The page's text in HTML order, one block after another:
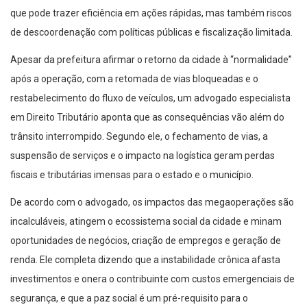
que pode trazer eficiência em ações rápidas, mas também riscos
de descoordenação com políticas públicas e fiscalização limitada.
Apesar da prefeitura afirmar o retorno da cidade à “normalidade”
após a operação, com a retomada de vias bloqueadas e o
restabelecimento do fluxo de veículos, um advogado especialista
em Direito Tributário aponta que as consequências vão além do
trânsito interrompido. Segundo ele, o fechamento de vias, a
suspensão de serviços e o impacto na logística geram perdas
fiscais e tributárias imensas para o estado e o município.
De acordo com o advogado, os impactos das megaoperações são
incalculáveis, atingem o ecossistema social da cidade e minam
oportunidades de negócios, criação de empregos e geração de
renda. Ele completa dizendo que a instabilidade crônica afasta
investimentos e onera o contribuinte com custos emergenciais de
segurança, e que a paz social é um pré-requisito para o